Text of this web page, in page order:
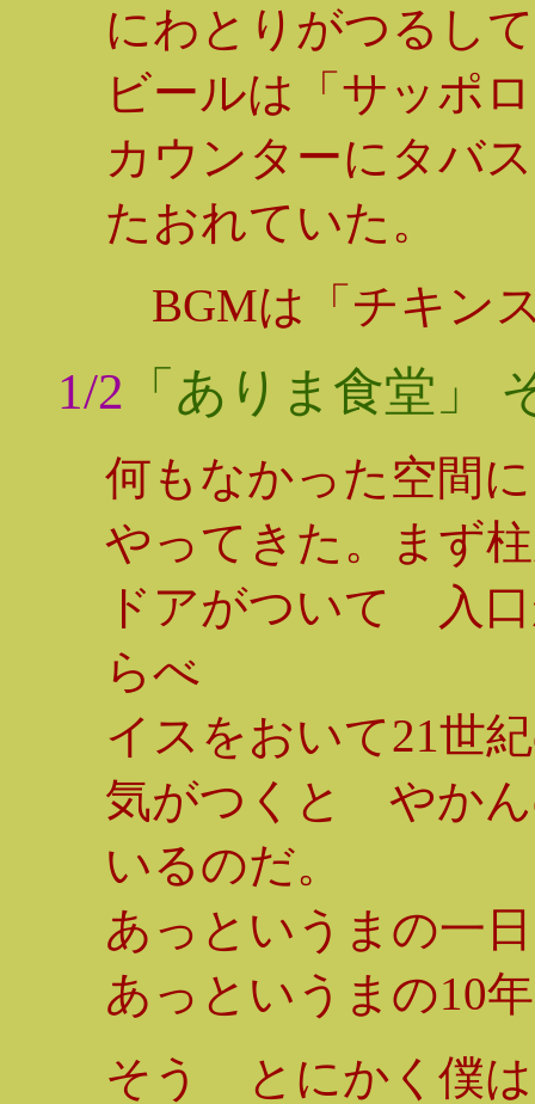
にわとりがつるし
ビールは「サッポ
カウンターにタバ
たおれていた。
BGMは「チキン
1/2 「ありま食堂
何もなかった空間
やってきた。まず
ドアがついて 入
らべ
イスをおいて21世
気がつくと やかん
いるのだ。
あっというまの一
あっというまの10
そう とにかく僕は